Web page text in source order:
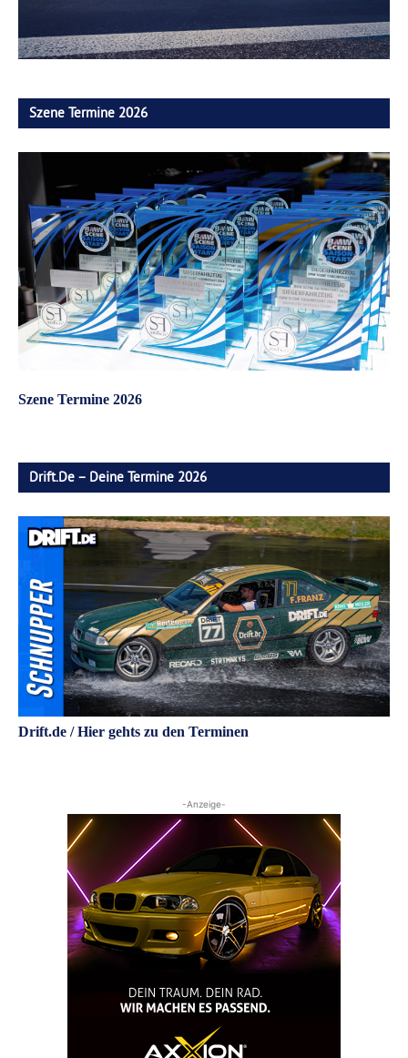
Szene Termine 2026
Szene Termine 2026
Drift.de – Deine Termine 2026
Drift.de / Hier gehts zu den Terminen
-Anzeige-